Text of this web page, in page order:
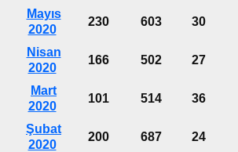
Mayıs
2020
230 603 30
Nisan
2020
166 502 27
Mart
2020
101 514 36
Şubat
2020
200 687 24